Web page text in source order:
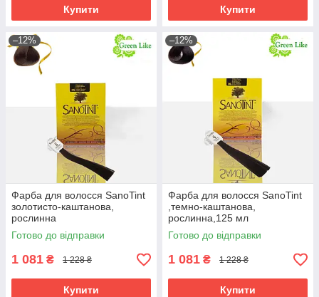
Купити Купити
–12%
Фарба для волосся SanoTint
золотисто-каштанова,
рослинна
Готово до відправки
1 081 ₴ 1 228 ₴
Купити
–12%
Фарба для волосся SanoTint
,темно-каштанова,
рослинна,125 мл
Готово до відправки
1 081 ₴ 1 228 ₴
Купити